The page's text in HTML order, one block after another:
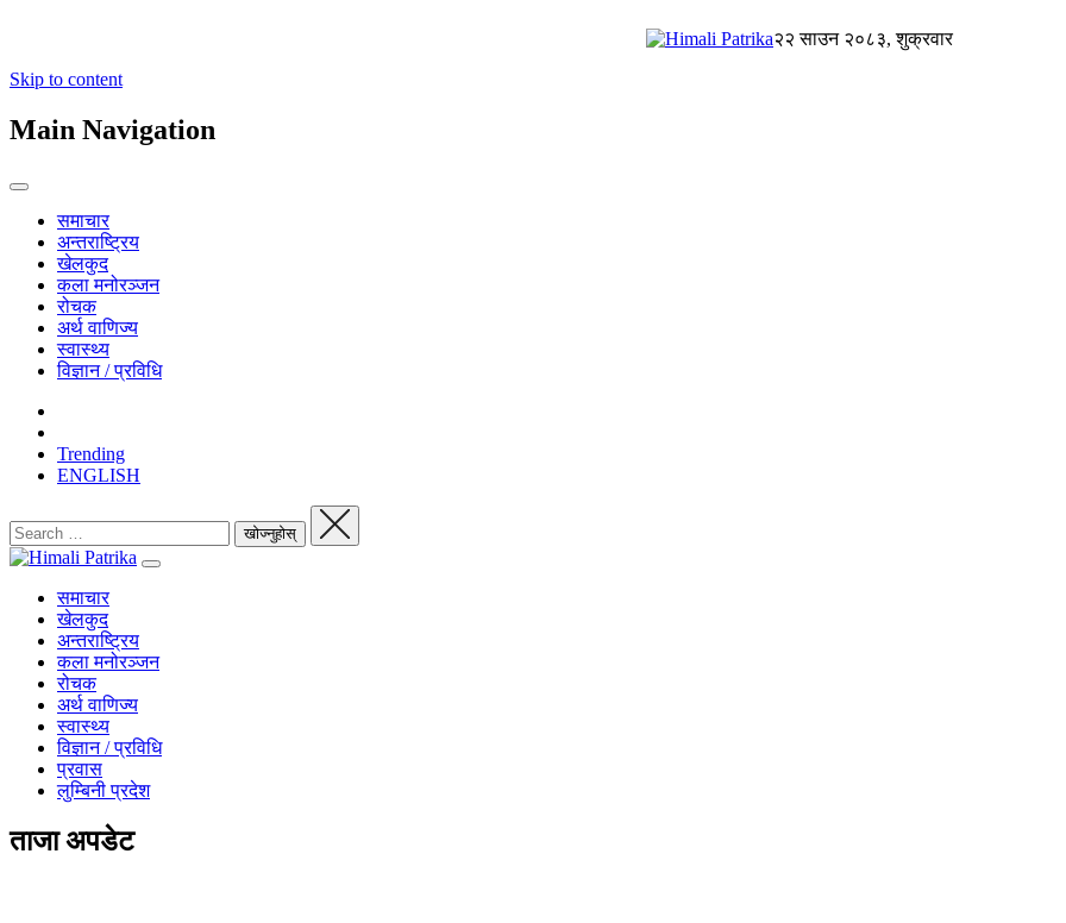
२२ साउन २०८३, शुक्रवार
Skip to content
Main Navigation
समाचार
अन्तराष्ट्रिय
खेलकुद
कला मनोरञ्जन
रोचक
अर्थ वाणिज्य
स्वास्थ्य
विज्ञान / प्रविधि
Trending
ENGLISH
समाचार
खेलकुद
अन्तराष्ट्रिय
कला मनोरञ्जन
रोचक
अर्थ वाणिज्य
स्वास्थ्य
विज्ञान / प्रविधि
प्रवास
लुम्बिनी प्रदेश
ताजा अपडेट